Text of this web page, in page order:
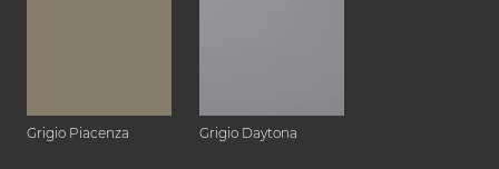
Grigio Piacenza Grigio Daytona